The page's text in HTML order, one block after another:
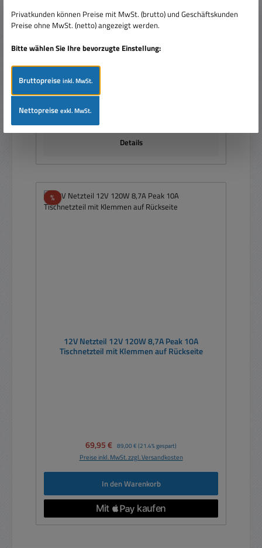
4mm Polklemmen SPS12-10
Details
%Rabatt
12V Netzteil 12V 120W 8,7A Peak 10A
Tischnetzteil mit Klemmen auf Rückseite
Verkaufspreis:
69,95 € Regulärer Preis:
89,00 € (21.4% gespart)
Preise inkl. MwSt. zzgl. Versandkosten
In den Warenkorb
Privatkunden können Preise mit MwSt. (brutto) und Geschäftskunden
Preise ohne MwSt. (netto) angezeigt werden.
Bitte wählen Sie Ihre bevorzugte Einstellung:
Bruttopreiseinkl. MwSt.
Nettopreiseexkl. MwSt.